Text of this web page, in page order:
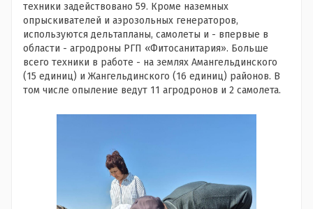
техники задействовано 59. Кроме наземных
опрыскивателей и аэрозольных генераторов,
используются дельтапланы, самолеты и - впервые в
области - агродроны РГП «Фитосанитария». Больше
всего техники в работе - на землях Амангельдинского
(15 единиц) и Жангельдинского (16 единиц) районов. В
том числе опыление ведут 11 агродронов и 2 самолета.